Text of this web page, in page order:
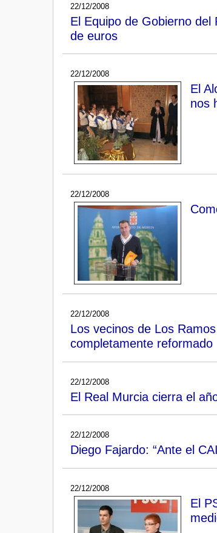
22/12/2008
El Equipo de Gobierno
de euros
22/12/2008
El
nos
22/12/2008
22/12/2008
Los vecinos de Los
completamente reformado
22/12/2008
El Real Murcia cierra el
22/12/2008
Diego Fajardo: “Ante el
22/12/2008
El